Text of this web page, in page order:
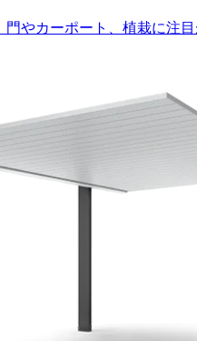
門やカーポート、植栽に注